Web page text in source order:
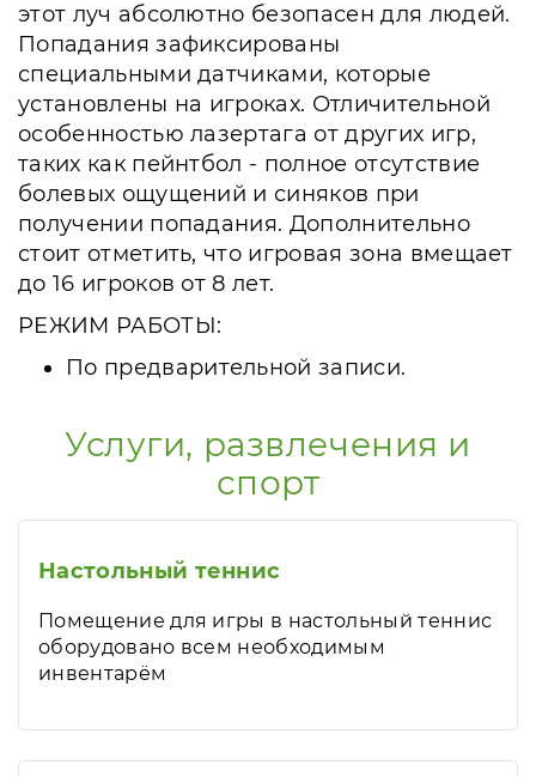
этот луч абсолютно безопасен для людей.
Попадания зафиксированы
специальными датчиками, которые
установлены на игроках. Отличительной
особенностью лазертага от других игр,
таких как пейнтбол - полное отсутствие
болевых ощущений и синяков при
получении попадания. Дополнительно
стоит отметить, что игровая зона вмещает
до 16 игроков от 8 лет.
РЕЖИМ РАБОТЫ:
По предварительной записи.
Услуги, развлечения и
спорт
Настольный теннис
Помещение для игры в настольный теннис
оборудовано всем необходимым
инвентарём